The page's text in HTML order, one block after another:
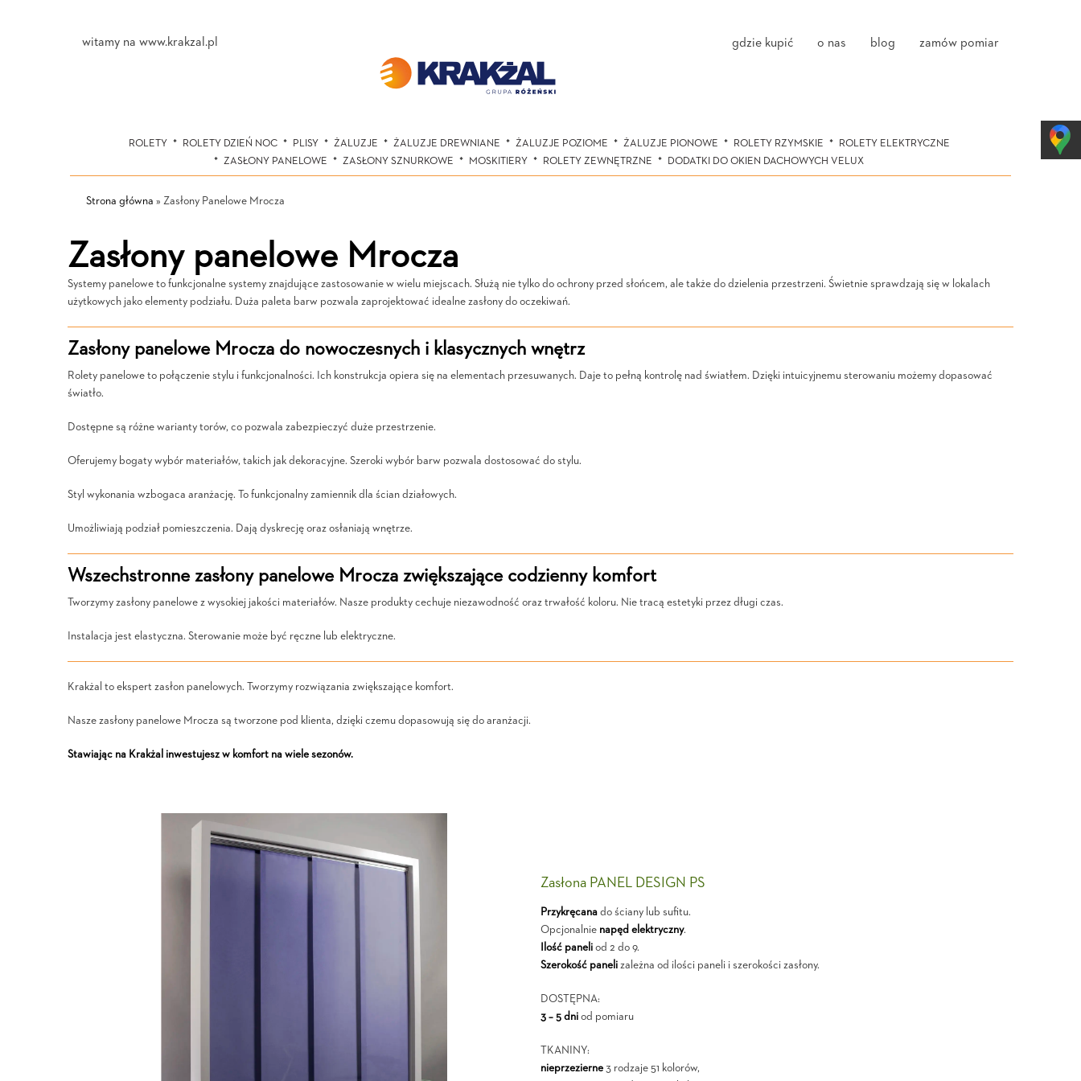
witamy na www.krakzal.pl gdzie kupić o nas blog zamów pomiar
ROLETY ROLETY DZIEŃ NOC PLISY ŻALUZJE ŻALUZJE DREWNIANE ŻALUZJE POZIOME ŻALUZJE PIONOWE ROLETY RZYMSKIE
ROLETY ELEKTRYCZNE
ZASŁONY PANELOWE
ZASŁONY SZNURKOWE MOSKITIERY ROLETY ZEWNĘTRZNE DODATKI DO OKIEN DACHOWYCH VELUX
Strona główna » Zasłony Panelowe Mrocza
Zasłony panelowe Mrocza
Systemy panelowe to funkcjonalne systemy znajdujące zastosowanie w wielu miejscach. Służą nie tylko do ochrony przed słońcem, ale także do dzielenia przestrzeni. Świetnie sprawdzają się w lokalach
użytkowych jako elementy podziału. Duża paleta barw pozwala zaprojektować idealne zasłony do oczekiwań.
Zasłony panelowe Mrocza do nowoczesnych i klasycznych wnętrz
Rolety panelowe to połączenie stylu i funkcjonalności. Ich konstrukcja opiera się na elementach przesuwanych. Daje to pełną kontrolę nad światłem. Dzięki intuicyjnemu sterowaniu możemy dopasować
światło.
Dostępne są różne warianty torów, co pozwala zabezpieczyć duże przestrzenie.
Oferujemy bogaty wybór materiałów, takich jak dekoracyjne. Szeroki wybór barw pozwala dostosować do stylu.
Styl wykonania wzbogaca aranżację. To funkcjonalny zamiennik dla ścian działowych.
Umożliwiają podział pomieszczenia. Dają dyskrecję oraz osłaniają wnętrze.
Wszechstronne zasłony panelowe Mrocza zwiększające codzienny komfort
Tworzymy zasłony panelowe z wysokiej jakości materiałów. Nasze produkty cechuje niezawodność oraz trwałość koloru. Nie tracą estetyki przez długi czas.
Instalacja jest elastyczna. Sterowanie może być ręczne lub elektryczne.
Krakżal to ekspert zasłon panelowych. Tworzymy rozwiązania zwiększające komfort.
Nasze zasłony panelowe Mrocza są tworzone pod klienta, dzięki czemu dopasowują się do aranżacji.
Stawiając na Krakżal inwestujesz w komfort na wiele sezonów.
Zasłona PANEL DESIGN PS
Przykręcanado ściany lub sufitu.
Opcjonalnie napęd elektryczny.
Ilość paneliod 2 do 9.
Szerokość panelizależna od ilości paneli i szerokości zasłony.
DOSTĘPNA:
3 – 5 dniod pomiaru
TKANINY:
nieprzezierne3 rodzaje 51 kolorów,